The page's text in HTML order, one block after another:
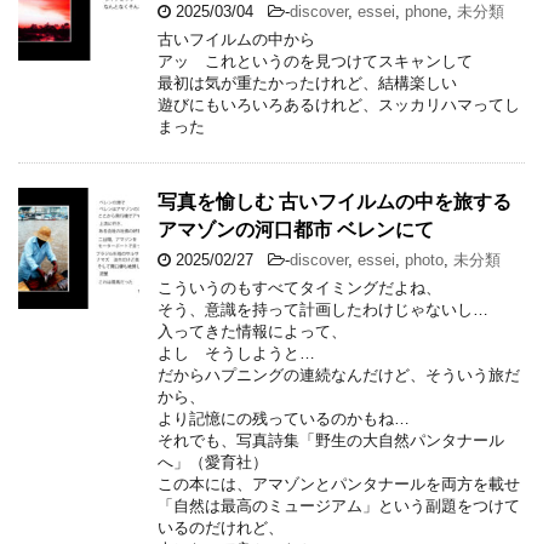
2025/03/04 -discover, essei phone 未分類
古いフイルムの中から
アッ これというのを見つけてスキャンして
最初は気が重たかったけれど、結構楽しい
遊びにもいろいろあるけれど、スッカリハマってし
まった
写真を愉しむ 古いフイルムの中を旅する
アマゾンの河口都市 ベレンにて
2025/02/27 -discover, essei photo 未分類
こういうのもすべてタイミングだよね、
そう、意識を持って計画したわけじゃないし…
入ってきた情報によって、
よし そうしようと…
だからハプニングの連続なんだけど、そういう旅だ
から、
より記憶にの残っているのかもね…
それでも、写真詩集「野生の大自然パンタナール
へ」（愛育社）
この本には、アマゾンとパンタナールを両方を載せ
「自然は最高のミュージアム」という副題をつけて
いるのだけれど、